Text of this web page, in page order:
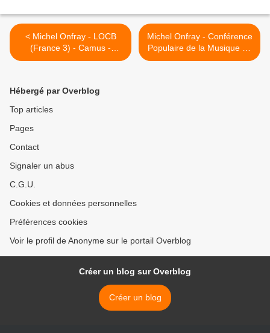
< Michel Onfray - LOCB
(France 3) - Camus -
04.02.2013
Michel Onfray - Conférence
Populaire de la Musique de
Côme (Italie) (2) -
Hébergé par Overblog
Top articles
Pages
Contact
Signaler un abus
C.G.U.
Cookies et données personnelles
Préférences cookies
Voir le profil de Anonyme sur le portail Overblog
Créer un blog sur Overblog
Créer un blog